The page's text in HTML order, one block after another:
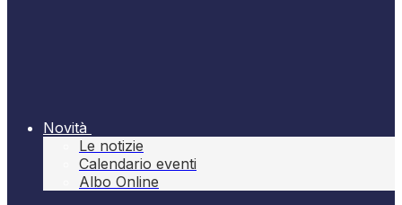
Novità
Le notizie
Calendario eventi
Albo Online